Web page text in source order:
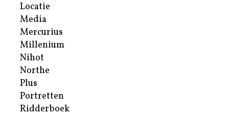
Locatie
Media
Mercurius
Millenium
Nihot
Northe
Plus
Portretten
Ridderboek